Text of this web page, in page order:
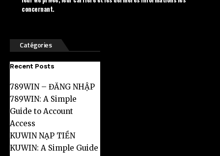
concernant.
Catégories
Recent Posts
789WIN – ĐĂNG NHẬP
789WIN: A Simple
Guide to Account
Access
KUWIN NẠP TIỀN
KUWIN: A Simple Guide